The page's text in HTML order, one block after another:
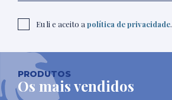
Eu li e aceito a política de privacidade.
PRODUTOS
Os mais vendidos